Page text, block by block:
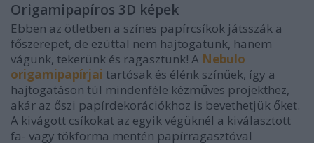
Origamipapíros 3D képek
Ebben az ötletben a színes papírcsíkok játsszák a
főszerepet, de ezúttal nem hajtogatunk, hanem
vágunk, tekerünk és ragasztunk! A Nebulo
origamipapírjai tartósak és élénk színűek, így a
hajtogatáson túl mindenféle kézműves projekthez,
akár az őszi papírdekorációkhoz is bevethetjük őket.
A kivágott csíkokat az egyik végüknél a kiválasztott
fa- vagy tökforma mentén papírragasztóval